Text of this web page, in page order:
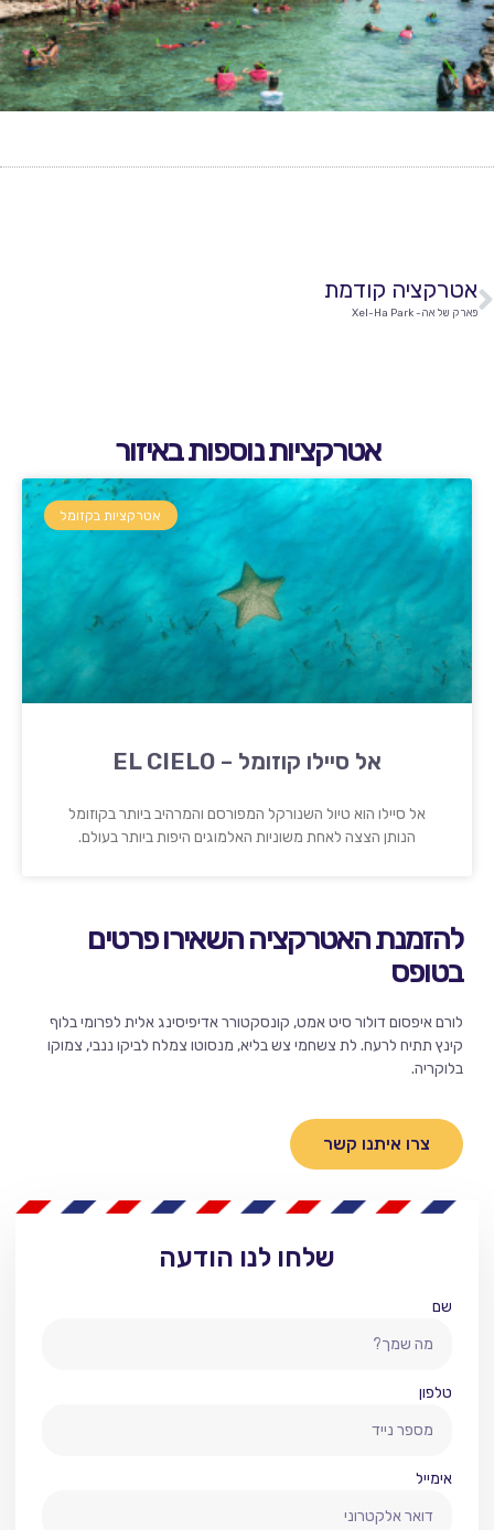
אטרקציה קודמת
פארק של אה- Xel-Ha Park
אטרקציות נוספות באיזור
אטרקציות בקזומל
אל סיילו קוזומל – EL CIELO
אל סיילו הוא טיול השנורקל המפורסם והמרהיב ביותר בקוזומל
הנותן הצצה לאחת משוניות האלמוגים היפות ביותר בעולם.
להזמנת האטרקציה השאירו פרטים
בטופס
לורם איפסום דולור סיט אמט, קונסקטורר אדיפיסינג אלית לפרומי בלוף
קינץ תתיח לרעח. לת צשחמי צש בליא, מנסוטו צמלח לביקו ננבי, צמוקו
בלוקריה.
צרו איתנו קשר
שלחו לנו הודעה
שם
טלפון
אימייל